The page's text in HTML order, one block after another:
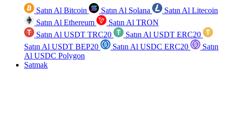
Satın Al Bitcoin Satın Al Solana
Satın Al Litecoin
Satın Al Ethereum
Satın Al TRON
Satın Al USDT TRC20
Satın Al USDT ERC20
Satın Al USDT BEP20
Satın Al USDC ERC20
Satın
Al USDC Polygon
Satmak